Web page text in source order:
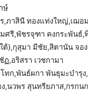
ษ์
ภาสินี ทองแท่งใหญ่,เฌ
ศรี,พัชรจุฑา คงกระพันธ์
ต้),กุสุมา มีชัย,สิตานัน
,อริสรา เวชกามา
ทก,พันธ์ผกา พันธุมะบำ
ง,นวพร สุนทรียภาส,กร